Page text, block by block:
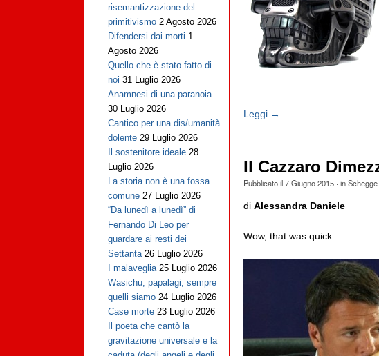
Leggi →
Il Cazzaro
Pubblicato il7 Giugno 2015· in
di Alessandra Daniele
Wow, that was quick.
risemantizzazione del
primitivismo 2 Agosto 2026
Difendersi dai morti 1
Agosto 2026
Quello che è stato fatto di
noi 31 Luglio 2026
Anamnesi di una paranoia
30 Luglio 2026
Cantico per una dis/umanità
dolente 29 Luglio 2026
Il sostenitore ideale 28
Luglio 2026
La storia non è una fossa
comune 27 Luglio 2026
“Da lunedì a lunedì” di
Fernando Di Leo per
guardare ai resti dei
Settanta 26 Luglio 2026
I malaveglia 25 Luglio 2026
Wasichu, papalagi, sempre
quelli siamo 24 Luglio 2026
Case morte 23 Luglio 2026
Il poeta che cantò la
gravitazione universale e la